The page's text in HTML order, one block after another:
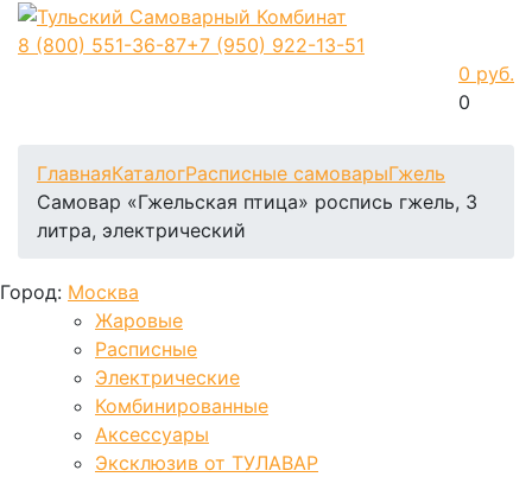
8 (800) 551-36-87+7 (950) 922-13-51
0 руб.
0
ГлавнаяКаталогРасписные самоварыГжель
Самовар «Гжельская птица» роспись гжель, 3
литра, электрический
Город: Москва
Жаровые
Расписные
Электрические
Комбинированные
Аксессуары
Эксклюзив от ТУЛАВАР